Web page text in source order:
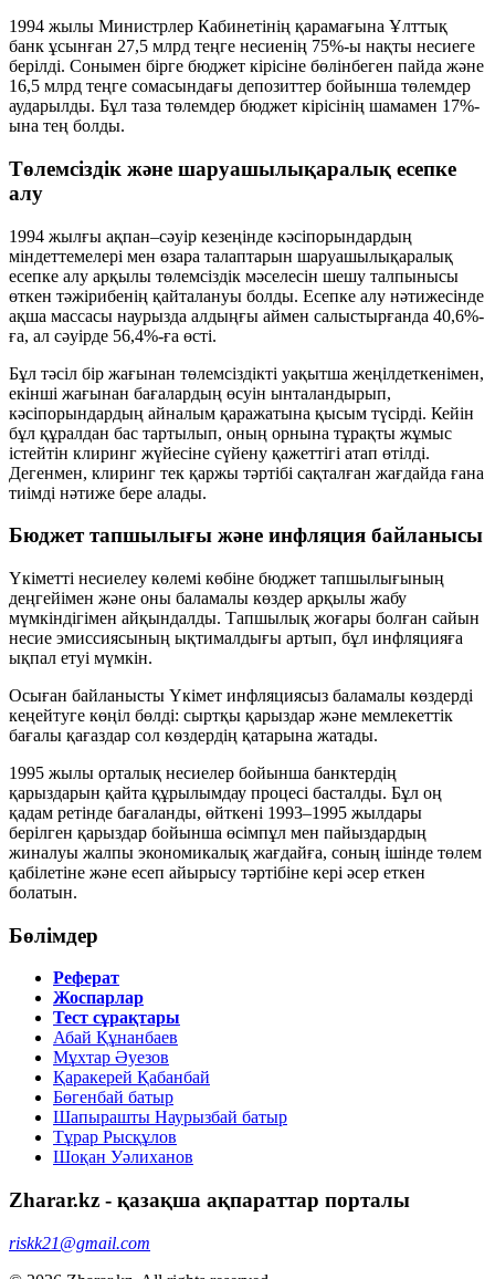
1994 жылы Министрлер Кабинетінің қарамағына Ұлттық
банк ұсынған 27,5 млрд теңге несиенің 75%-ы нақты несиеге
берілді. Сонымен бірге бюджет кірісіне бөлінбеген пайда және
16,5 млрд теңге сомасындағы депозиттер бойынша төлемдер
аударылды. Бұл таза төлемдер бюджет кірісінің шамамен 17%-
ына тең болды.
Төлемсіздік және шаруашылықаралық есепке
алу
1994 жылғы ақпан–сәуір кезеңінде кәсіпорындардың
міндеттемелері мен өзара талаптарын шаруашылықаралық
есепке алу арқылы төлемсіздік мәселесін шешу талпынысы
өткен тәжірибенің қайталануы болды. Есепке алу нәтижесінде
ақша массасы наурызда алдыңғы аймен салыстырғанда 40,6%-
ға, ал сәуірде 56,4%-ға өсті.
Бұл тәсіл бір жағынан төлемсіздікті уақытша жеңілдеткенімен,
екінші жағынан бағалардың өсуін ынталандырып,
кәсіпорындардың айналым қаражатына қысым түсірді. Кейін
бұл құралдан бас тартылып, оның орнына тұрақты жұмыс
істейтін клиринг жүйесіне сүйену қажеттігі атап өтілді.
Дегенмен, клиринг тек қаржы тәртібі сақталған жағдайда ғана
тиімді нәтиже бере алады.
Бюджет тапшылығы және инфляция байланысы
Үкіметті несиелеу көлемі көбіне бюджет тапшылығының
деңгейімен және оны баламалы көздер арқылы жабу
мүмкіндігімен айқындалды. Тапшылық жоғары болған сайын
несие эмиссиясының ықтималдығы артып, бұл инфляцияға
ықпал етуі мүмкін.
Осыған байланысты Үкімет инфляциясыз баламалы көздерді
кеңейтуге көңіл бөлді: сыртқы қарыздар және мемлекеттік
бағалы қағаздар сол көздердің қатарына жатады.
1995 жылы орталық несиелер бойынша банктердің
қарыздарын қайта құрылымдау процесі басталды. Бұл оң
қадам ретінде бағаланды, өйткені 1993–1995 жылдары
берілген қарыздар бойынша өсімпұл мен пайыздардың
жиналуы жалпы экономикалық жағдайға, соның ішінде төлем
қабілетіне және есеп айырысу тәртібіне кері әсер еткен
болатын.
Бөлімдер
Реферат
Жоспарлар
Тест сұрақтары
Абай Құнанбаев
Мұхтар Әуезов
Қаракерей Қабанбай
Бөгенбай батыр
Шапырашты Наурызбай батыр
Тұрар Рысқұлов
Шоқан Уәлиханов
Zharar.kz - қазақша ақпараттар порталы
riskk21@gmail.com